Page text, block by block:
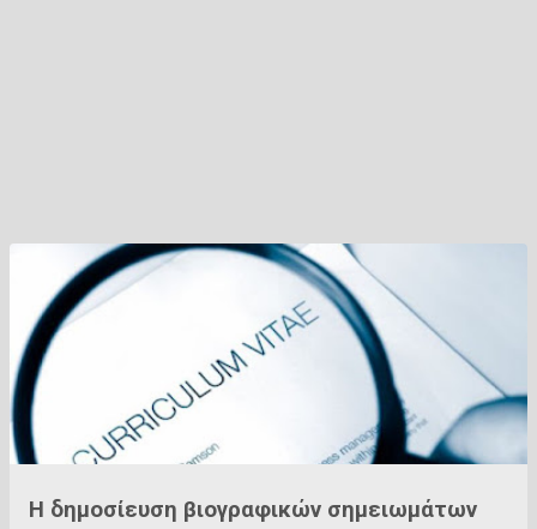
Η δημοσίευση βιογραφικών σημειωμάτων